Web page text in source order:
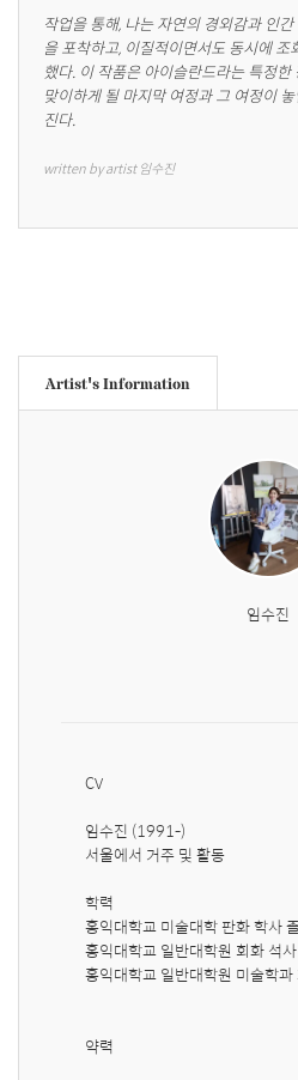
작업을 통해, 나는 자연의 경외감과 인
을 포착하고, 이질적이면서도 동시에
했다. 이 작품은 아이슬란드라는 특정
맞이하게 될 마지막 여정과 그 여정이
진다.
written by artist 임수진
Artist's Information
임수진
CV
임수진 (1991-)
서울에서 거주 및 활동
학력
홍익대학교 미술대학 판화 학사
홍익대학교 일반대학원 회화 석
홍익대학교 일반대학원 미술학
약력